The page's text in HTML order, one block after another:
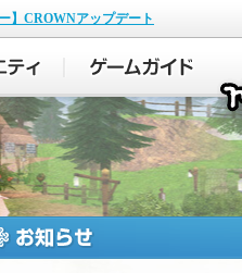
】CROWNアップデート